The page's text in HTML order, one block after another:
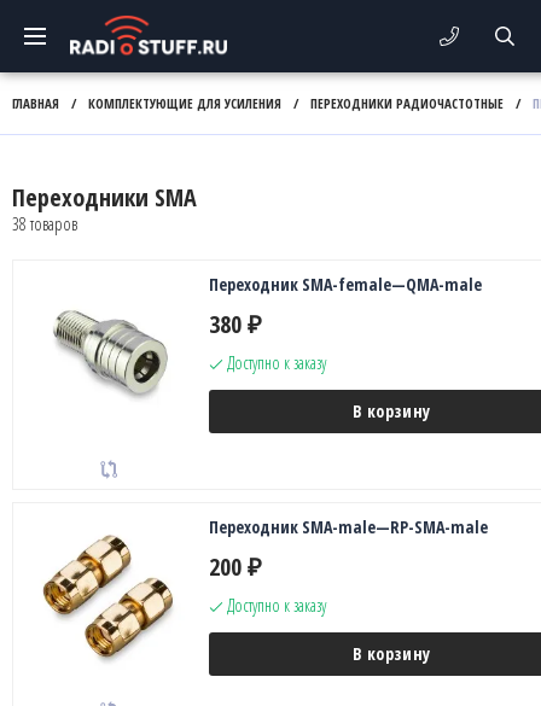
ГЛАВНАЯ / КОМПЛЕКТУЮЩИЕ ДЛЯ УСИЛЕНИЯ / ПЕРЕХОДНИКИ РАДИОЧАСТОТНЫЕ /
Переходники SMA
38 товаров
Переходник SMA-female—QMA-male
380 ₽
Доступно к заказу
В корзину
Переходник SMA-male—RP-SMA-male
200 ₽
Доступно к заказу
В корзину